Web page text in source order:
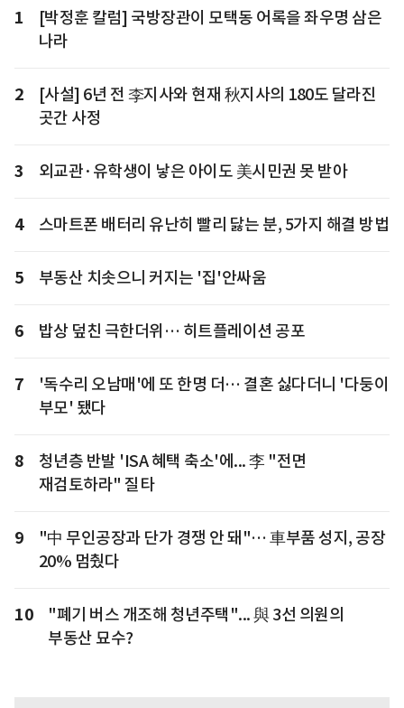
1
[박정훈 칼럼] 국방장관이 모택동 어록을 좌우명 삼은
나라
2
[사설] 6년 전 李지사와 현재 秋지사의 180도 달라진
곳간 사정
3 외교관·유학생이 낳은 아이도 美시민권 못 받아
4 스마트폰 배터리 유난히 빨리 닳는 분, 5가지 해결 방법
5 부동산 치솟으니 커지는 '집'안싸움
6 밥상 덮친 극한더위… 히트플레이션 공포
7
'독수리 오남매'에 또 한명 더… 결혼 싫다더니 '다둥이
부모' 됐다
8
청년층 반발 'ISA 혜택 축소'에... 李 "전면
재검토하라" 질타
9
"中 무인공장과 단가 경쟁 안 돼"… 車부품 성지, 공장
20% 멈췄다
10
"폐기 버스 개조해 청년주택"... 與 3선 의원의
부동산 묘수?